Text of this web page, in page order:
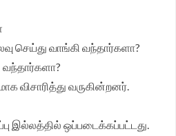
செய்து வாங்கி வந்தார்களா?
வந்தார்களா?
விசாரித்து வருகின்றனர்.
இல்லத்தில் ஒப்படைக்கப்பட்டது.